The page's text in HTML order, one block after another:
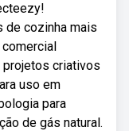
de cozinha mais
projetos criativos
uso em
para
de gás natural.